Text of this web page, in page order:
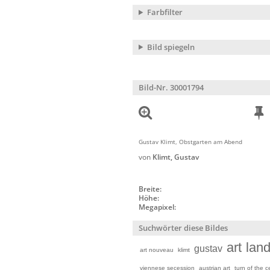
Farbfilter
Bild spiegeln
Bild-Nr. 30001794
Gustav Klimt, Obstgarten am Abend
von Klimt, Gustav
Breite:
Höhe:
Megapixel:
Suchwörter diese Bildes
art nouveau klimt gustav art
viennese secession austrian art turn of the